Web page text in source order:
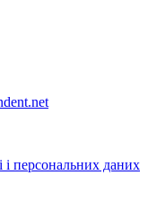
і персональних даних